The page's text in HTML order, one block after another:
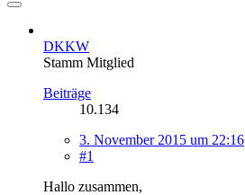
DKKW
Stamm Mitglied
Beiträge
10.134
3. November 2015 um 22:16
#1
Hallo zusammen,